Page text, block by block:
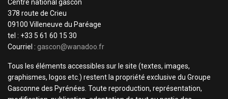
Centre national gascon
378 route de Crieu
09100 Villeneuve du Paréage
tel : +33 5 61 60 15 30
Courriel : gascon@wanadoo.fr
Tous les éléments accessibles sur le site (textes, images,
graphismes, logos etc.) restent la propriété exclusive du Groupe
Gasconne des Pyrénées. Toute reproduction, représentation,